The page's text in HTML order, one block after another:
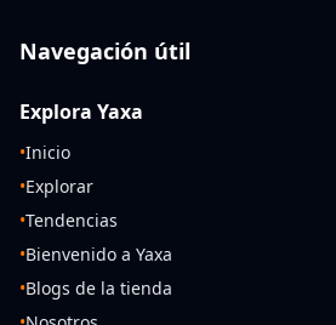
Navegación útil
Explora Yaxa
•Inicio
•Explorar
•Tendencias
•Bienvenido a Yaxa
•Blogs de la tienda